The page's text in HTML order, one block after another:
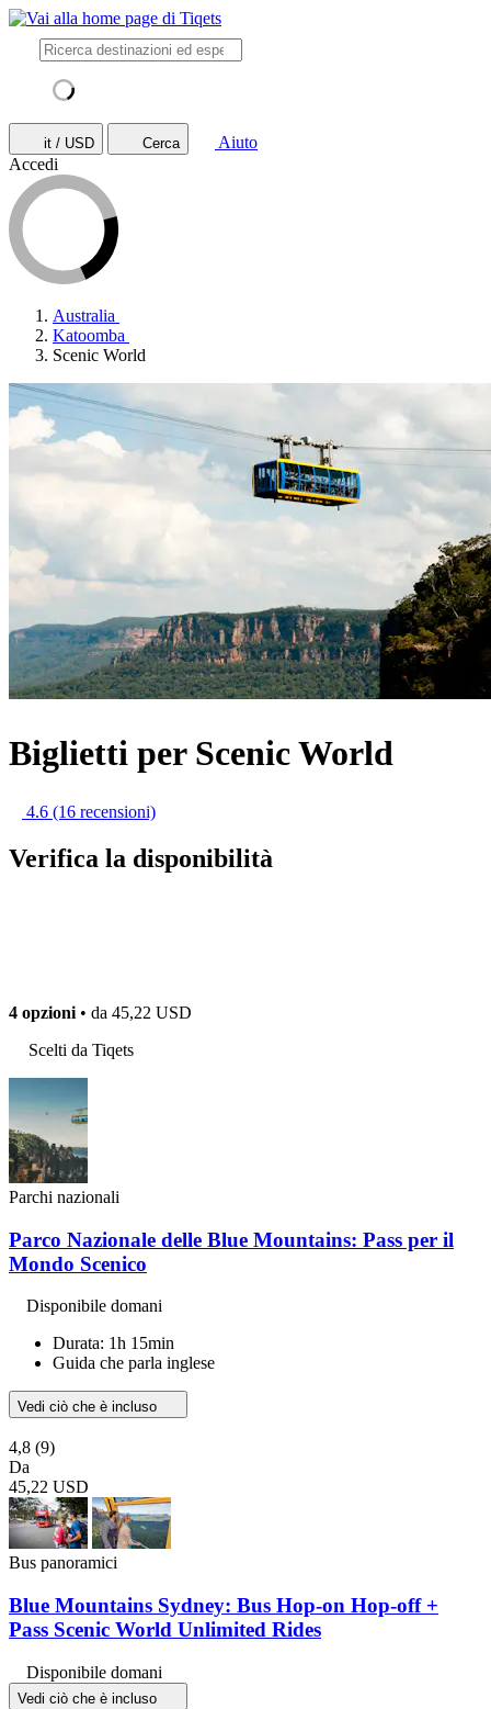
it / USD Cerca
Aiuto
Accedi
Australia
Katoomba
Scenic World
Biglietti per Scenic World
4.6 (16 recensioni)
Verifica la disponibilità
4 opzioni • da 45,22 USD
Scelti da Tiqets
Parchi nazionali
Parco Nazionale delle Blue Mountains: Pass per il
Mondo Scenico
Disponibile domani
Durata: 1h 15min
Guida che parla inglese
Vedi ciò che è incluso
4,8 (9)
Da
45,22 USD
Bus panoramici
Blue Mountains Sydney: Bus Hop-on Hop-off +
Pass Scenic World Unlimited Rides
Disponibile domani
Vedi ciò che è incluso